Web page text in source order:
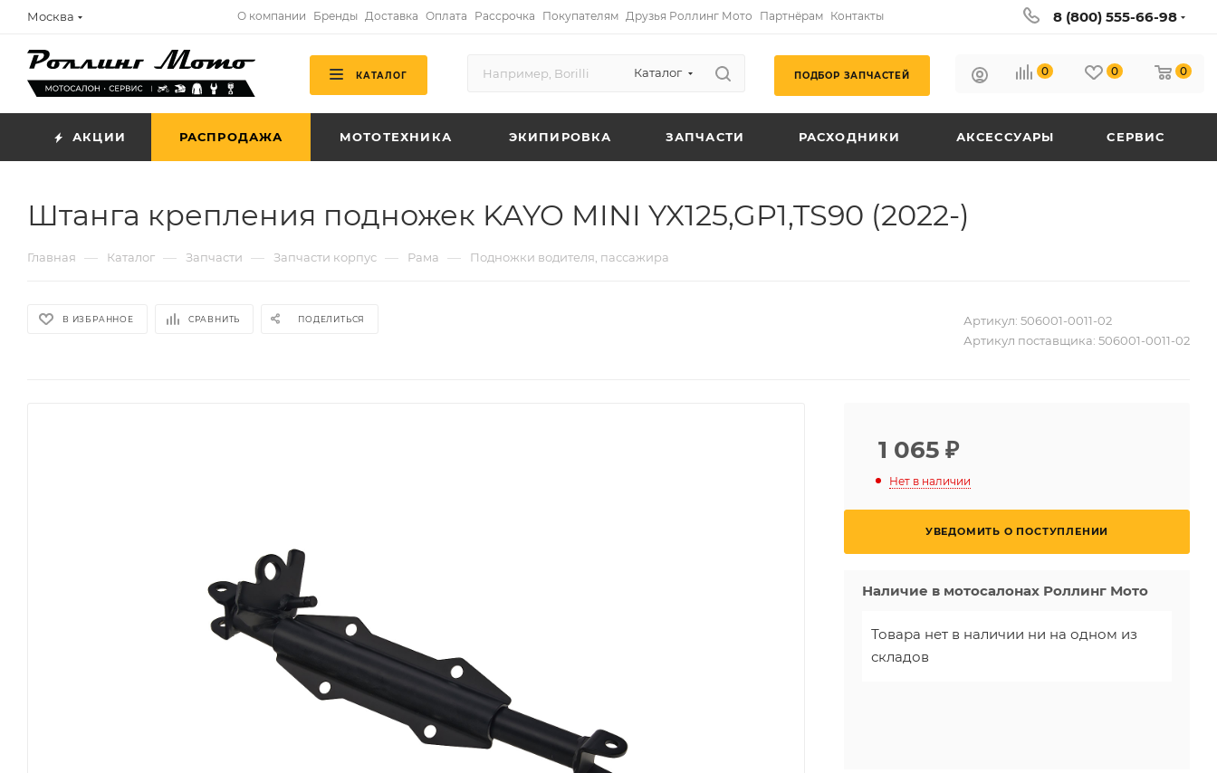
Москва О компании Бренды Доставка Оплата Рассрочка Покупателям Друзья Роллинг Мото Партнёрам Контакты 8 (800) 555-66-98
КАТАЛОГ Каталог ПОДБОР ЗАПЧАСТЕЙ 0 0 0
АКЦИИ РАСПРОДАЖА МОТОТЕХНИКА ЭКИПИРОВКА ЗАПЧАСТИ РАСХОДНИКИ АКСЕССУАРЫ СЕРВИС
Штанга крепления подножек KAYO MINI YX125,GP1,TS90 (2022-)
Главная — Каталог — Запчасти — Запчасти корпус — Рама — Подножки водителя, пассажира
В ИЗБРАННОЕ СРАВНИТЬ ПОДЕЛИТЬСЯ Артикул: 506001-0011-02
Артикул поставщика: 506001-0011-02
1 065 ₽
Нет в наличии
УВЕДОМИТЬ О ПОСТУПЛЕНИИ
Наличие в мотосалонах Роллинг Мото
Товара нет в наличии ни на одном из
складов